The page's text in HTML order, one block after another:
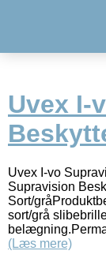
Uvex I-
Uvex I-vo
Supravision
Sort/
sort/grå
(Læs mere)